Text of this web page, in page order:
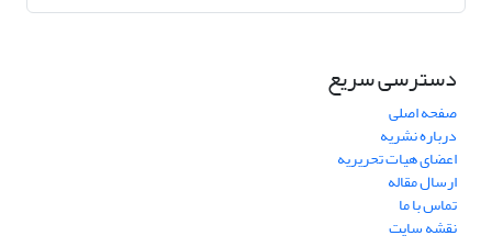
دسترسی سریع
صفحه اصلی
درباره نشریه
اعضای هیات تحریریه
ارسال مقاله
تماس با ما
نقشه سایت